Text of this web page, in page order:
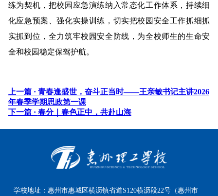
练为契机，把校园应急演练纳入常态化工作体系，持续细
化应急预案、强化实操训练，切实把校园安全工作抓细抓
实抓到位，全力筑牢校园安全防线，为全校师生的生命安
全和校园稳定保驾护航。
上一篇 · 青春逢盛世，奋斗正当时——王亲敏书记主讲2026
年春季学期思政第一课
下一篇 · 春分｜春色正中，共赴山海
学校地址：惠州市惠城区横沥镇省道S120横沥段22号（惠州市